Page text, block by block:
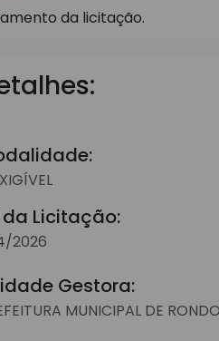
da licitação.
da Licitação:
2026
Gestora:
MUNICIPAL DE